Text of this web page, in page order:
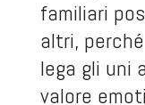
familiari
altri,
lega gli uni
valore